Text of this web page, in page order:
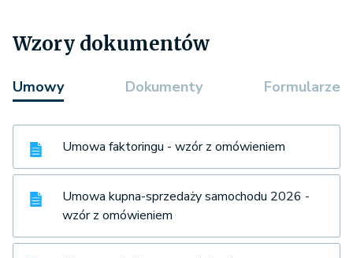
Wzory dokumentów
Umowy Dokumenty Formularze
Umowa faktoringu - wzór z omówieniem
Umowa kupna-sprzedaży samochodu 2026 -
wzór z omówieniem